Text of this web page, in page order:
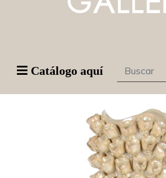
Catálogo aquí